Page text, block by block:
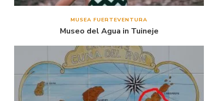
MUSEA FUERTEVENTURA
Museo del Agua in Tuineje